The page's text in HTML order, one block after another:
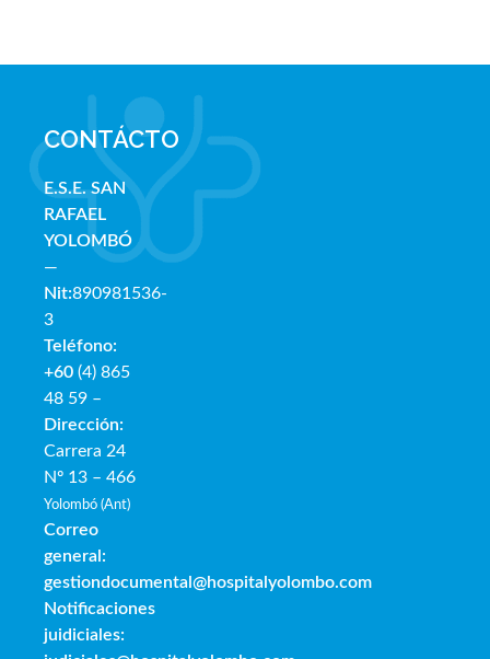
CONTÁCTO
E.S.E. SAN
RAFAEL
YOLOMBÓ
—
Nit:890981536-
3
Teléfono:
+60 (4) 865
48 59 –
Dirección:
Carrera 24
Nº 13 – 466
Yolombó (Ant)
Correo
general:
gestiondocumental@hospitalyolombo.com
Notificaciones
juidiciales: